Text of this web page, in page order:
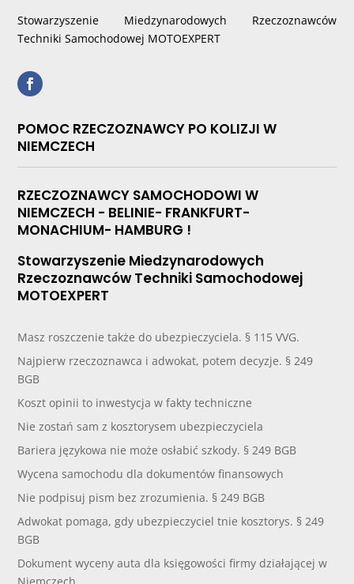
Stowarzyszenie Miedzynarodowych Rzeczoznawców
Techniki Samochodowej MOTOEXPERT
POMOC RZECZOZNAWCY PO KOLIZJI W
NIEMCZECH
RZECZOZNAWCY SAMOCHODOWI W
NIEMCZECH - BELINIE- FRANKFURT-
MONACHIUM- HAMBURG !
Stowarzyszenie Miedzynarodowych
Rzeczoznawców Techniki Samochodowej
MOTOEXPERT
Masz roszczenie także do ubezpieczyciela. § 115 VVG.
Najpierw rzeczoznawca i adwokat, potem decyzje. § 249
BGB
Koszt opinii to inwestycja w fakty techniczne
Nie zostań sam z kosztorysem ubezpieczyciela
Bariera językowa nie może osłabić szkody. § 249 BGB
Wycena samochodu dla dokumentów finansowych
Nie podpisuj pism bez zrozumienia. § 249 BGB
Adwokat pomaga, gdy ubezpieczyciel tnie kosztorys. § 249
BGB
Dokument wyceny auta dla księgowości firmy działającej w